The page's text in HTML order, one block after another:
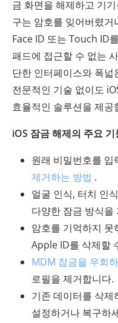
금 화면을 해제하고 기
구는 암호를 잊어버렸
Face ID 또는 Touch ID
패드에 접근할 수 없는
단한 인터페이스와 폭
전문적인 기술 없이도
효율적인 솔루션을 제공
iOS 잠금 해제의 주요 기
원래 비밀번호를 입
제거하는 방법 .
얼굴 인식, 터치 인
다양한 잠금 방식을
암호를 기억하지 못
Apple ID를 삭제할
MDM 잠금을 우회
로필을 제거합니다.
기존 데이터를 삭제
설정하거나 복구하